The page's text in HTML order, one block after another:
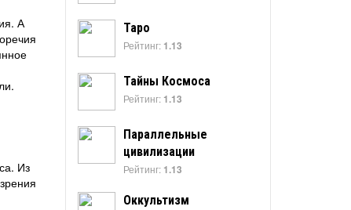
А
Из
Таро
Рейтинг: 1.13
Тайны Космоса
Рейтинг: 1.13
Параллельные
цивилизации
Рейтинг: 1.13
Оккультизм